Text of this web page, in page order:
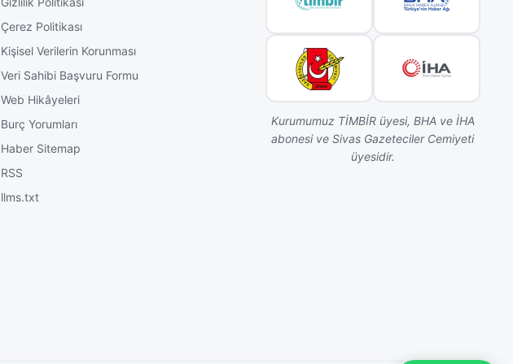
Çerez Politikası
Kişisel Verilerin Korunması
Veri Sahibi Başvuru Formu
Web Hikâyeleri
Burç Yorumları
Haber Sitemap
RSS
llms.txt
Kurumumuz TİMBİR üyesi, BHA ve İHA
abonesi ve Sivas Gazeteciler Cemiyeti
üyesidir.